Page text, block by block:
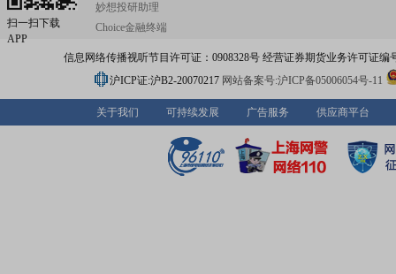
扫一扫下载
APP
妙想投研助理
Choice金融终端
信息网络传播视听节目许可证：0908328号 经营证券期货业务许可证编
沪ICP证:沪B2-20070217 网站备案号:沪ICP备05006054号-11
关于我们 可持续发展 广告服务 供应商平台